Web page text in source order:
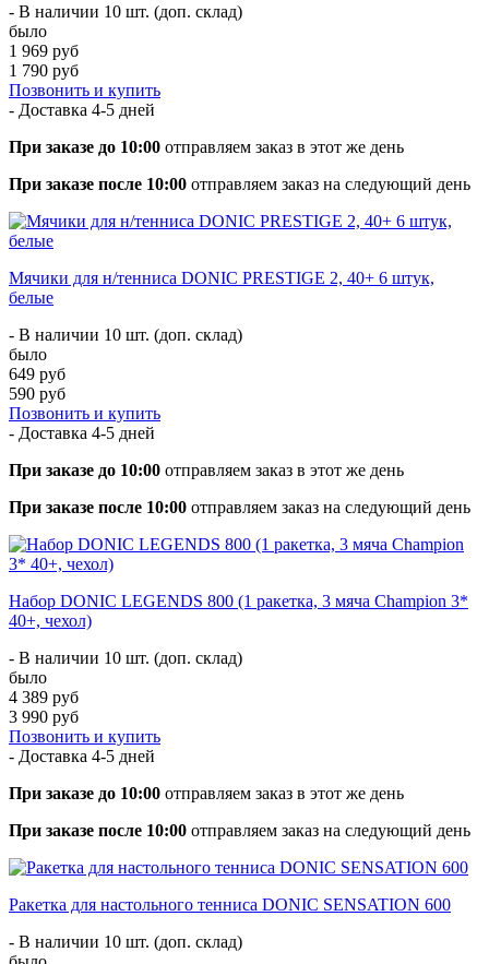
- В наличии 10 шт. (доп. склад)
было
1 969 руб
1 790 руб
Позвонить и купить
- Доставка 4-5 дней
При заказе до 10:00 отправляем заказ в этот же день
При заказе после 10:00 отправляем заказ на следующий день
Мячики для н/тенниса DONIC PRESTIGE 2, 40+ 6 штук,
белые
- В наличии 10 шт. (доп. склад)
было
649 руб
590 руб
Позвонить и купить
- Доставка 4-5 дней
При заказе до 10:00 отправляем заказ в этот же день
При заказе после 10:00 отправляем заказ на следующий день
Набор DONIC LEGENDS 800 (1 ракетка, 3 мяча Champion 3*
40+, чехол)
- В наличии 10 шт. (доп. склад)
было
4 389 руб
3 990 руб
Позвонить и купить
- Доставка 4-5 дней
При заказе до 10:00 отправляем заказ в этот же день
При заказе после 10:00 отправляем заказ на следующий день
Ракетка для настольного тенниса DONIC SENSATION 600
- В наличии 10 шт. (доп. склад)